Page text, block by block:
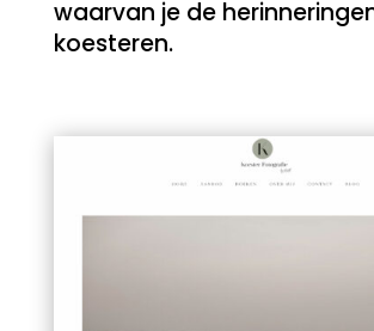
waarvan je de
koesteren.